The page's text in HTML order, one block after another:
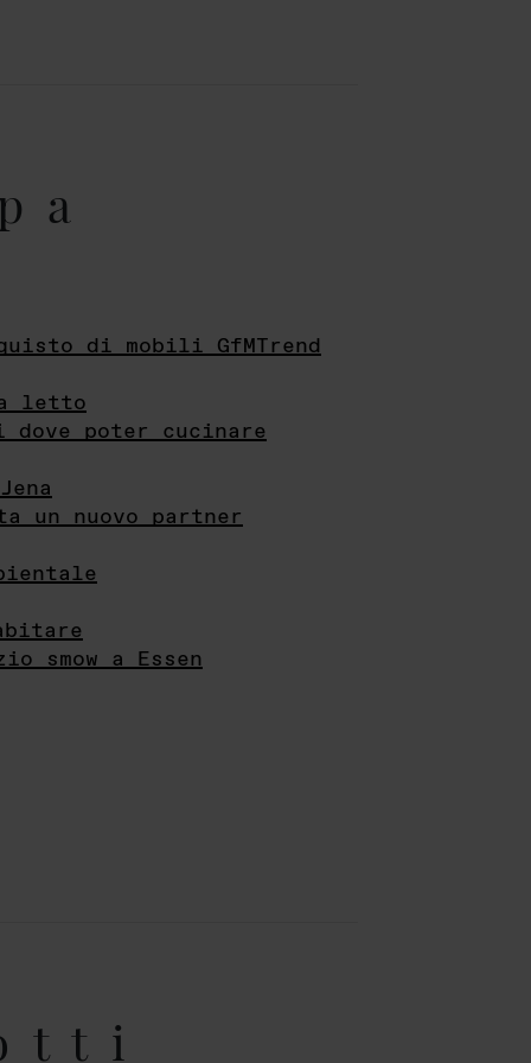
di mobili GfMTrend
letto
dove poter cucinare
un nuovo partner
smow a Essen